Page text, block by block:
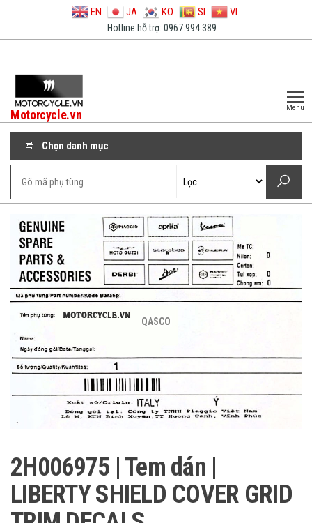
EN JA KO SI VI
Hotline hỗ trợ: 0967.994.389
Motorcycle.vn Menu
Chọn danh mục
QASCO
2H006975 | Tem dán |
LIBERTY SHIELD COVER GRID